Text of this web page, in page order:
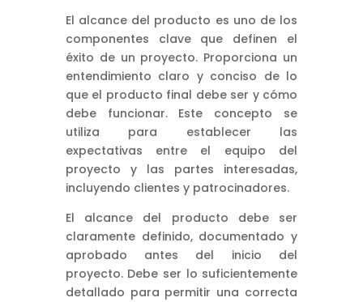
El alcance del producto es uno de los
componentes clave que definen el
éxito de un proyecto. Proporciona un
entendimiento claro y conciso de lo
que el producto final debe ser y cómo
debe funcionar. Este concepto se
utiliza para establecer las
expectativas entre el equipo del
proyecto y las partes interesadas,
incluyendo clientes y patrocinadores.
El alcance del producto debe ser
claramente definido, documentado y
aprobado antes del inicio del
proyecto. Debe ser lo suficientemente
detallado para permitir una correcta